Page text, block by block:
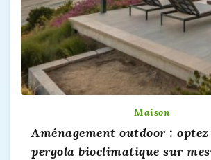
Maison
Aménagement outdoor :
pergola bioclimatique sur